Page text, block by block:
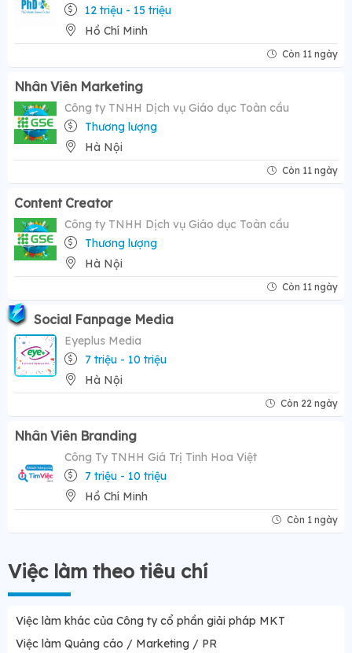
12 triệu - 15 triệu
Hồ Chí Minh
Còn 11 ngày
Nhân Viên Marketing
Công ty TNHH Dịch vụ Giáo dục Toàn cầu
Thương lượng
Hà Nội
Còn 11 ngày
Content Creator
Công ty TNHH Dịch vụ Giáo dục Toàn cầu
Thương lượng
Hà Nội
Còn 11 ngày
Social Fanpage Media
Eyeplus Media
7 triệu - 10 triệu
Hà Nội
Còn 22 ngày
Nhân Viên Branding
Công Ty TNHH Giá Trị Tinh Hoa Việt
7 triệu - 10 triệu
Hồ Chí Minh
Còn 1 ngày
Việc làm theo tiêu chí
Việc làm khác của Công ty cổ phần giải pháp MKT
Việc làm Quảng cáo / Marketing / PR